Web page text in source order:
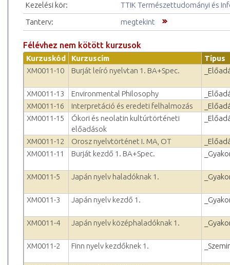
Kezelési kör:
TTIK Természettudományi és
Tanterv:
megtekint
Félévhez nem kötött kurzusok
Kurzuskód Kurzuscím
Típus
XM0011-10
Burját leíró nyelvtan 1. BA+Spec.
XM0011-13 Environmental Philosophy
XM0011-16
Interpretáció és eredeti felhalmozás
XM0011-15
Ókori és neolatin kultúrtörténeti
előadások
XM0011-12 Orosz nyelvtörténet I. MA, OT
XM0011-11
Burját kezdő 1. BA+Spec.
XM0011-5 Japán nyelv haladóknak 1.
XM0011-3 Japán nyelv kezdő 1.
XM0011-4 Japán nyelv középhaladóknak 1.
XM0011-2 Finn nyelv kezdőknek 1.